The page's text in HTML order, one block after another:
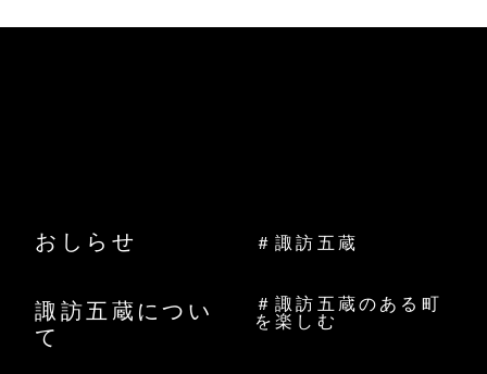
おしらせ
諏訪五蔵につい
て
＃諏訪五蔵
＃諏訪五蔵のある町
を楽しむ